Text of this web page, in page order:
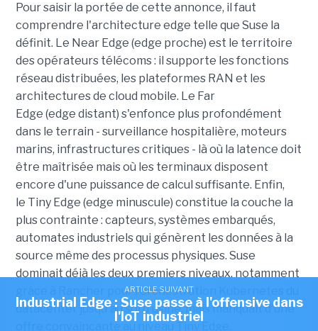
ARTICLE SUIVANT
Industrial Edge : Suse passe à l'offensive dans
l'IoT industriel
Pour saisir la portée de cette annonce, il faut
comprendre l'architecture edge telle que Suse la
définit. Le Near Edge (edge proche) est le territoire
des opérateurs télécoms : il supporte les fonctions
réseau distribuées, les plateformes RAN et les
architectures de cloud mobile. Le Far
Edge (edge distant) s'enfonce plus profondément
dans le terrain - surveillance hospitalière, moteurs
marins, infrastructures critiques - là où la latence doit
être maîtrisée mais où les terminaux disposent
encore d'une puissance de calcul suffisante. Enfin,
le Tiny Edge (edge minuscule) constitue la couche la
plus contrainte : capteurs, systèmes embarqués,
automates industriels qui génèrent les données à la
source même des processus physiques. Suse
dominait déjà les deux premiers niveaux, notamment
grâce à Rancher pour l'orchestration Kubernetes du
datacenter jusqu'au sol d'usine, mais manquait d'une